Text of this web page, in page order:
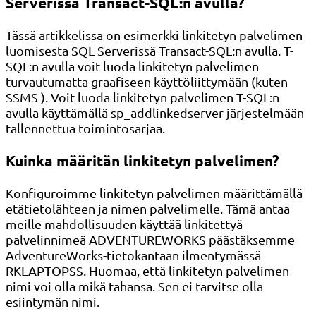
Tässä artikkelissa on esimerkki linkitetyn palvelimen
luomisesta SQL Serverissä Transact-SQL:n avulla. T-
SQL:n avulla voit luoda linkitetyn palvelimen
turvautumatta graafiseen käyttöliittymään (kuten
SSMS ). Voit luoda linkitetyn palvelimen T-SQL:n
avulla käyttämällä sp_addlinkedserver järjestelmään
tallennettua toimintosarjaa.
Kuinka määritän linkitetyn palvelimen?
Konfiguroimme linkitetyn palvelimen määrittämällä
etätietolähteen ja nimen palvelimelle. Tämä antaa
meille mahdollisuuden käyttää linkitettyä
palvelinnimeä ADVENTUREWORKS päästäksemme
AdventureWorks-tietokantaan ilmentymässä
RKLAPTOPSS. Huomaa, että linkitetyn palvelimen
nimi voi olla mikä tahansa. Sen ei tarvitse olla
esiintymän nimi.